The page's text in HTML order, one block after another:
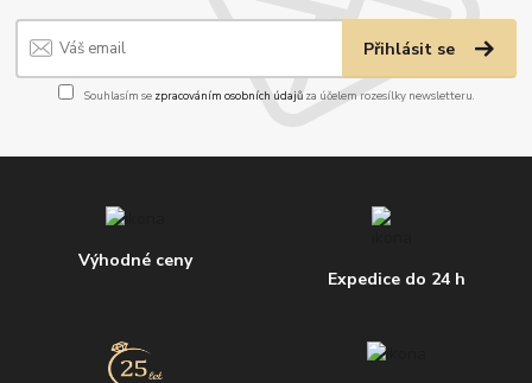
Přihlásit se
Souhlasím se zpracováním osobních údajůza účelem rozesílky newsletteru.
Výhodné ceny
Expedice do 24 h